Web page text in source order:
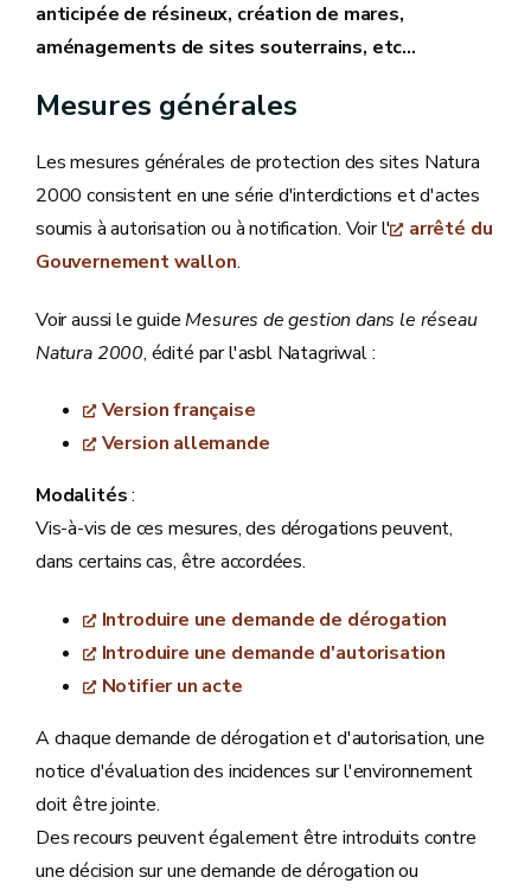
anticipée de résineux, création de mares,
aménagements de sites souterrains, etc...
Mesures générales
Les mesures générales de protection des sites Natura
2000 consistent en une série d'interdictions et d'actes
soumis à autorisation ou à notification. Voir l'
arrêté du
Gouvernement wallon.
Voir aussi le guideMesures de gestion dans le réseau
Natura 2000, édité par l'asbl Natagriwal :
Version française
Version allemande
Modalités:
Vis-à-vis de ces mesures, des dérogations peuvent,
dans certains cas, être accordées.
Introduire une demande de dérogation
Introduire une demande d'autorisation
Notifier un acte
A chaque demande de dérogation et d'autorisation, une
notice d'évaluation des incidences sur l'environnement
doit être jointe.
Des recours peuvent également être introduits contre
une décision sur une demande de dérogation ou